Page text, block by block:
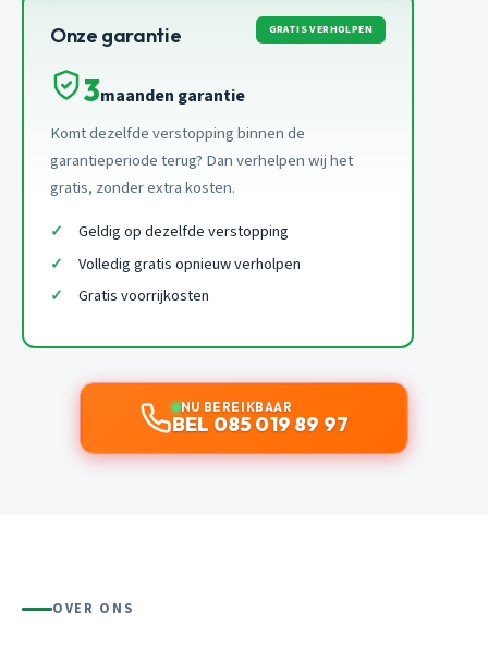
Onze garantie GRATIS VERHOLPEN
3maanden garantie
Komt dezelfde verstopping binnen de
garantieperiode terug? Dan verhelpen wij het
gratis, zonder extra kosten.
Geldig op dezelfde verstopping
Volledig gratis opnieuw verholpen
Gratis voorrijkosten
NU BEREIKBAAR
BEL 085 019 89 97
OVER ONS